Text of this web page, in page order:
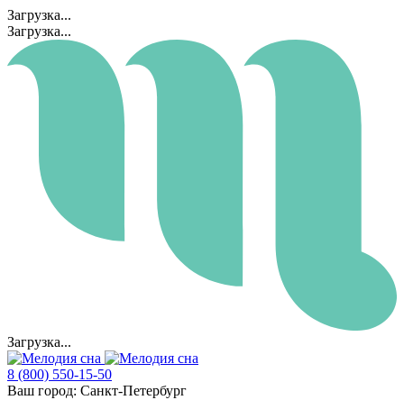
Загрузка...
Загрузка...
Загрузка...
8 (800) 550-15-50
Ваш город: Санкт-Петербург